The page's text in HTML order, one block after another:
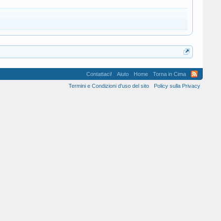
Contattaci! Aiuto Home
Torna in Cima
Termini e Condizioni d'uso del sito
Policy sulla Privacy